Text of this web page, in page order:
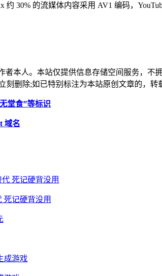
30% 的流媒体内容采用 AV1 编码，
本人。本站仅提供信息存储空间服务，
刻删除;如已特别标注为本站原创文章的，转
堂食”等标识
域名
死记硬背没用